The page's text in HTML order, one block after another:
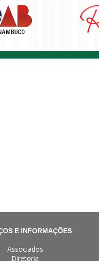
E INFORMAÇÕES
Associados
Diretoria